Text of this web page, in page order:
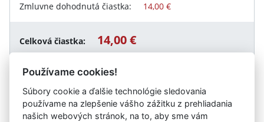
Zmluvne dohodnutá čiastka: 14,00 €
Celková čiastka: 14,00 €
Návrat späť
Používame cookies!
Súbory cookie a ďalšie technológie sledovania
používame na zlepšenie vášho zážitku z prehliadania
našich webových stránok, na to, aby sme vám